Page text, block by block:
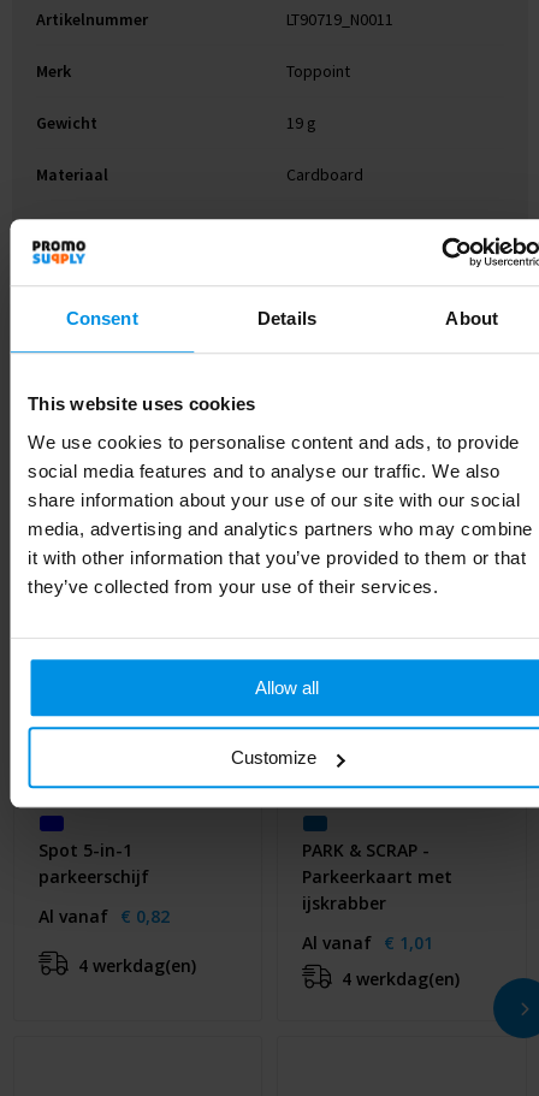
Consent Details About
This website uses cookies
We use cookies to personalise content and ads, to provide
social media features and to analyse our traffic. We also
share information about your use of our site with our social
media, advertising and analytics partners who may combine
it with other information that you’ve provided to them or that
they’ve collected from your use of their services.
Allow all
Customize
Artikelnummer LT90719_N0011
Merk Toppoint
Gewicht 19 g
Materiaal Cardboard
Kleur Blauw
Lengte 15 cm
Gerelateerde producten
Spot 5-in-1
parkeerschijf
Al vanaf € 0,82
4 werkdag(en)
PARK & SCRAP -
Parkeerkaart met
ijskrabber
Al vanaf € 1,01
4 werkdag(en)